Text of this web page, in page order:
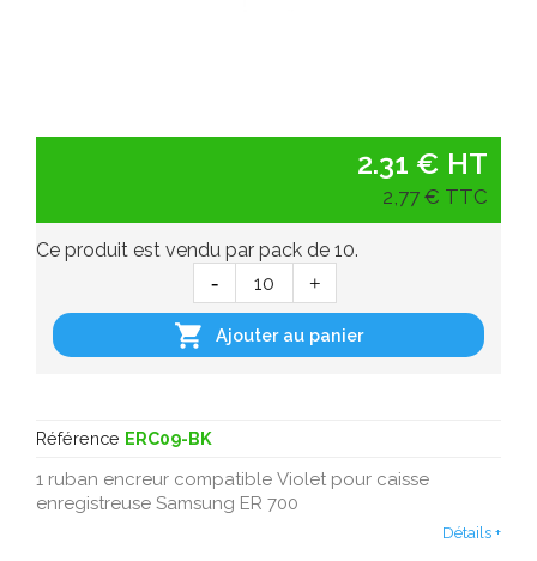
Référence ERC09-BK
1 ruban encreur compatible Violet pour caisse
enregistreuse Samsung ER 700
Détails +
2.31 € HT
2,77 € TTC
Ce produit est vendu par pack de 10.
 Ajouter au panier